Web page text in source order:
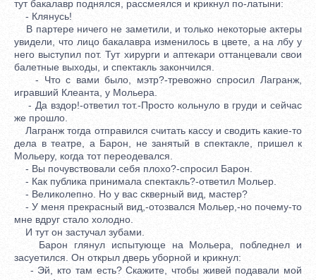
тут бакалавр поднялся, рассмеялся и крикнул по-латыни:
- Клянусь!
В партере ничего не заметили, и только некоторые актеры
увидели, что лицо бакалавра изменилось в цвете, а на лбу у
него выступил пот. Тут хирурги и аптекари оттанцевали свои
балетные выходы, и спектакль закончился.
- Что с вами было, мэтр?-тревожно спросил Лагранж,
игравший Клеанта, у Мольера.
- Да вздор!-ответил тот.-Просто кольнуло в груди и сейчас
же прошло.
Лагранж тогда отправился считать кассу и сводить какие-то
дела в театре, а Барон, не занятый в спектакле, пришел к
Мольеру, когда тот переодевался.
- Вы почувствовали себя плохо?-спросил Барон.
- Как публика принимала спектакль?-ответил Мольер.
- Великолепно. Но у вас скверный вид, мастер?
- У меня прекрасный вид,-отозвался Мольер,-но почему-то
мне вдруг стало холодно.
И тут он застучал зубами.
Барон глянул испытующе на Мольера, побледнел и
засуетился. Он открыл дверь уборной и крикнул:
- Эй, кто там есть? Скажите, чтобы живей подавали мой